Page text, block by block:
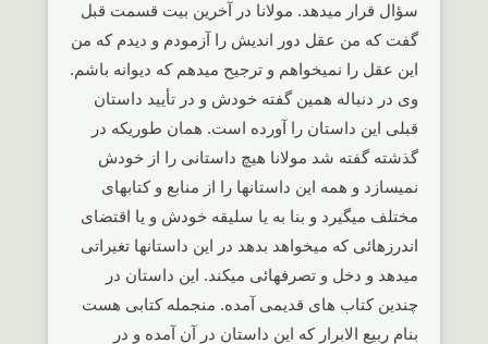
سؤال قرار میدهد. مولانا در آخرین بیت قسمت قبل
گفت که من عقل دور اندیش را آزمودم و دیدم که من
این عقل را نمیخواهم و ترجیح میدهم که دیوانه باشم.
وی در دنباله همین گفته خودش و در تأیید داستان
قبلی این داستان را آورده است. همان طوریکه در
گذشته گفته شد مولانا هیچ داستانی را از خودش
نمیسازد و همه این داستانها را از منابع و کتابهای
مختلف میگیرد و بنا به یا سلیقه خودش و یا اقتضای
اندرزهائی که میخواهد بدهد در این داستانها تغیراتی
میدهد و دخل و تصرفهائی میکند. این داستان در
چندین کتاب های قدیمی آمده. منجمله کتابی هست
بنام ربیع الابرار که این داستان در آن آمده و در